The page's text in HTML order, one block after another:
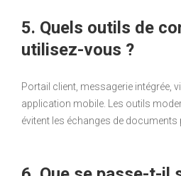
5. Quels outils de
utilisez-vous ?
Portail client, messagerie intégrée,
application mobile. Les outils
évitent les échanges de documents